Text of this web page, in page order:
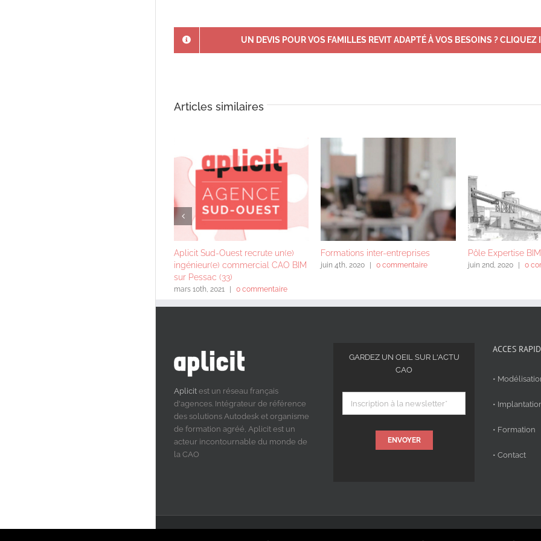
UN DEVIS POUR VOS FAMILLES REVIT ADAPTÉ À VOS BESOINS ? CLIQUEZ
Articles similaires
Aplicit Sud-Ouest recrute un(e)
ingénieur(e) commercial CAO BIM
sur Pessac (33)
mars 10th, 2021 0 commentaire
Formations inter-entreprises
juin 4th, 2020 0 commentaire
Pôle Expertise BIM
juin 2nd, 2020 0
Aplicit est un réseau français
d'agences. Intégrateur de référence
des solutions Autodesk et organisme
de formation agréé, Aplicit est un
acteur incontournable du monde de
la CAO
GARDEZ UN OEIL SUR L'ACTU
CAO
ENVOYER
ACCES
•
•
• Formation
• Contact